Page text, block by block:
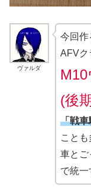
ヴァルダ
今回作
AFVク
(後
「戦車
こと
車とご
で統一